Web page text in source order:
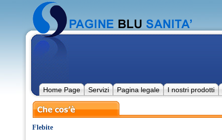
Home Page Servizi Pagina legale I nostri prodotti
Flebite